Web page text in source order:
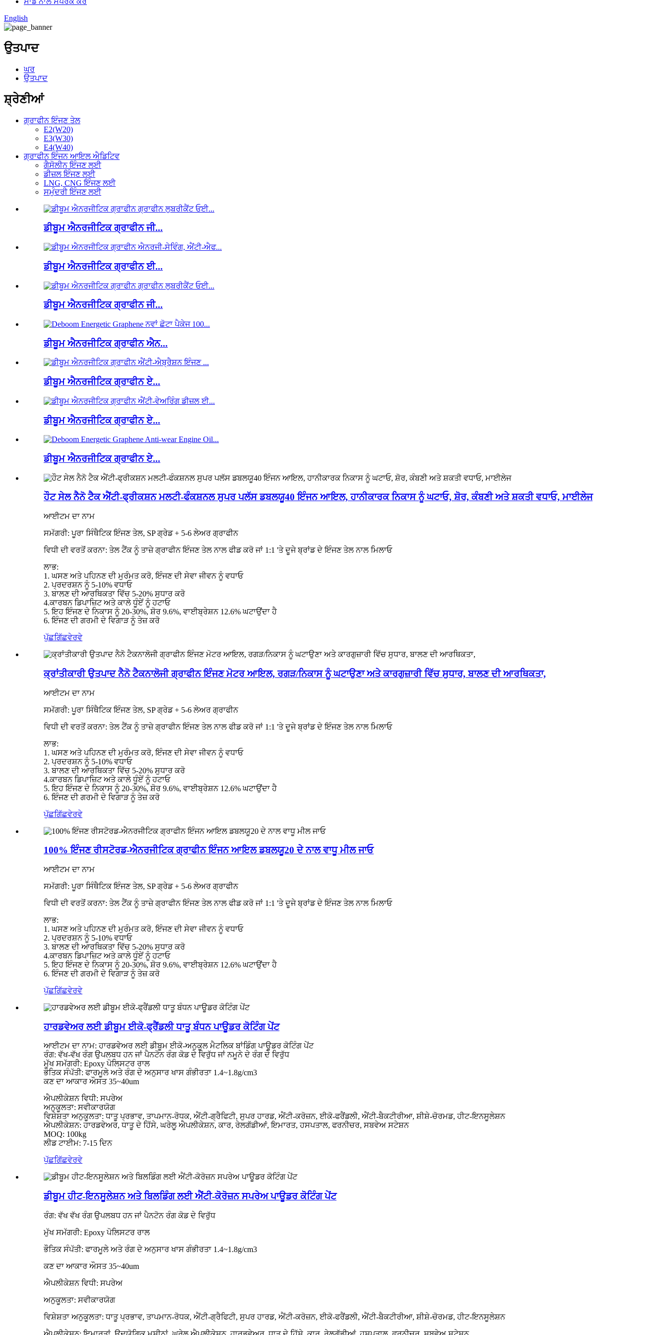
English
ਉਤਪਾਦ
ਘਰ
ਉਤਪਾਦ
ਸ਼੍ਰੇਣੀਆਂ
ਗ੍ਰਾਫੀਨ ਇੰਜਣ ਤੇਲ
E2(W20)
E3(W30)
E4(W40)
ਗ੍ਰਾਫੀਨ ਇੰਜਨ ਆਇਲ ਐਡਿਟਿਵ
ਗੈਸੋਲੀਨ ਇੰਜਣ ਲਈ
ਡੀਜ਼ਲ ਇੰਜਣ ਲਈ
LNG, CNG ਇੰਜਣ ਲਈ
ਸਮੁੰਦਰੀ ਇੰਜਣ ਲਈ
ਡੀਬੂਮ ਐਨਰਜੀਟਿਕ ਗ੍ਰਾਫੀਨ ਜੀ...
ਡੀਬੂਮ ਐਨਰਜੀਟਿਕ ਗ੍ਰਾਫੀਨ ਈ...
ਡੀਬੂਮ ਐਨਰਜੀਟਿਕ ਗ੍ਰਾਫੀਨ ਜੀ...
ਡੀਬੂਮ ਐਨਰਜੀਟਿਕ ਗ੍ਰਾਫੀਨ ਐਨ...
ਡੀਬੂਮ ਐਨਰਜੀਟਿਕ ਗ੍ਰਾਫੀਨ ਏ...
ਡੀਬੂਮ ਐਨਰਜੀਟਿਕ ਗ੍ਰਾਫੀਨ ਏ...
ਡੀਬੂਮ ਐਨਰਜੀਟਿਕ ਗ੍ਰਾਫੀਨ ਏ...
ਹੌਟ ਸੇਲ ਨੈਨੋ ਟੈਕ ਐਂਟੀ-ਫ੍ਰੀਕਸ਼ਨ ਮਲਟੀ-ਫੰਕਸ਼ਨਲ ਸੁਪਰ ਪਲੱਸ ਡਬਲਯੂ40 ਇੰਜਨ ਆਇਲ, ਹਾਨੀਕਾਰਕ ਨਿਕਾਸ ਨੂੰ ਘਟਾਓ, ਸ਼ੋਰ, ਕੰਬਣੀ ਅਤੇ ਸ਼ਕਤੀ ਵਧਾਓ, ਮਾਈਲੇਜ
ਆਈਟਮ ਦਾ ਨਾਮ
ਸਮੱਗਰੀ: ਪੂਰਾ ਸਿੰਥੈਟਿਕ ਇੰਜਣ ਤੇਲ, SP ਗ੍ਰੇਡ + 5-6 ਲੇਅਰ ਗ੍ਰਾਫੀਨ
ਵਿਧੀ ਦੀ ਵਰਤੋਂ ਕਰਨਾ: ਤੇਲ ਟੈਂਕ ਨੂੰ ਤਾਜ਼ੇ ਗ੍ਰਾਫੀਨ ਇੰਜਣ ਤੇਲ ਨਾਲ ਫੀਡ ਕਰੋ ਜਾਂ 1:1 'ਤੇ ਦੂਜੇ ਬ੍ਰਾਂਡ ਦੇ ਇੰਜਣ ਤੇਲ ਨਾਲ ਮਿਲਾਓ
ਲਾਭ:
1. ਘਸਣ ਅਤੇ ਪਹਿਨਣ ਦੀ ਮੁਰੰਮਤ ਕਰੋ, ਇੰਜਣ ਦੀ ਸੇਵਾ ਜੀਵਨ ਨੂੰ ਵਧਾਓ
2. ਪ੍ਰਦਰਸ਼ਨ ਨੂੰ 5-10% ਵਧਾਓ
3. ਬਾਲਣ ਦੀ ਆਰਥਿਕਤਾ ਵਿੱਚ 5-20% ਸੁਧਾਰ ਕਰੋ
4.ਕਾਰਬਨ ਡਿਪਾਜ਼ਿਟ ਅਤੇ ਕਾਲੇ ਧੂੰਏਂ ਨੂੰ ਹਟਾਓ
5. ਇਹ ਇੰਜਣ ਦੇ ਨਿਕਾਸ ਨੂੰ 20-30%, ਸ਼ੋਰ 9.6%, ਵਾਈਬ੍ਰੇਸ਼ਨ 12.6% ਘਟਾਉਂਦਾ ਹੈ
6. ਇੰਜਣ ਦੀ ਗਰਮੀ ਦੇ ਵਿਗਾੜ ਨੂੰ ਤੇਜ਼ ਕਰੋ
ਪੁੱਛਗਿੱਛਵੇਰਵੇ
ਕ੍ਰਾਂਤੀਕਾਰੀ ਉਤਪਾਦ ਨੈਨੋ ਟੈਕਨਾਲੋਜੀ ਗ੍ਰਾਫੀਨ ਇੰਜਣ ਮੋਟਰ ਆਇਲ, ਰਗੜ/ਨਿਕਾਸ ਨੂੰ ਘਟਾਉਣਾ ਅਤੇ ਕਾਰਗੁਜ਼ਾਰੀ ਵਿੱਚ ਸੁਧਾਰ, ਬਾਲਣ ਦੀ ਆਰਥਿਕਤਾ,
ਆਈਟਮ ਦਾ ਨਾਮ
ਸਮੱਗਰੀ: ਪੂਰਾ ਸਿੰਥੈਟਿਕ ਇੰਜਣ ਤੇਲ, SP ਗ੍ਰੇਡ + 5-6 ਲੇਅਰ ਗ੍ਰਾਫੀਨ
ਵਿਧੀ ਦੀ ਵਰਤੋਂ ਕਰਨਾ: ਤੇਲ ਟੈਂਕ ਨੂੰ ਤਾਜ਼ੇ ਗ੍ਰਾਫੀਨ ਇੰਜਣ ਤੇਲ ਨਾਲ ਫੀਡ ਕਰੋ ਜਾਂ 1:1 'ਤੇ ਦੂਜੇ ਬ੍ਰਾਂਡ ਦੇ ਇੰਜਣ ਤੇਲ ਨਾਲ ਮਿਲਾਓ
ਲਾਭ:
1. ਘਸਣ ਅਤੇ ਪਹਿਨਣ ਦੀ ਮੁਰੰਮਤ ਕਰੋ, ਇੰਜਣ ਦੀ ਸੇਵਾ ਜੀਵਨ ਨੂੰ ਵਧਾਓ
2. ਪ੍ਰਦਰਸ਼ਨ ਨੂੰ 5-10% ਵਧਾਓ
3. ਬਾਲਣ ਦੀ ਆਰਥਿਕਤਾ ਵਿੱਚ 5-20% ਸੁਧਾਰ ਕਰੋ
4.ਕਾਰਬਨ ਡਿਪਾਜ਼ਿਟ ਅਤੇ ਕਾਲੇ ਧੂੰਏਂ ਨੂੰ ਹਟਾਓ
5. ਇਹ ਇੰਜਣ ਦੇ ਨਿਕਾਸ ਨੂੰ 20-30%, ਸ਼ੋਰ 9.6%, ਵਾਈਬ੍ਰੇਸ਼ਨ 12.6% ਘਟਾਉਂਦਾ ਹੈ
6. ਇੰਜਣ ਦੀ ਗਰਮੀ ਦੇ ਵਿਗਾੜ ਨੂੰ ਤੇਜ਼ ਕਰੋ
ਪੁੱਛਗਿੱਛਵੇਰਵੇ
100% ਇੰਜਣ ਰੀਸਟੋਰਡ-ਐਨਰਜੀਟਿਕ ਗ੍ਰਾਫੀਨ ਇੰਜਨ ਆਇਲ ਡਬਲਯੂ20 ਦੇ ਨਾਲ ਵਾਧੂ ਮੀਲ ਜਾਓ
ਆਈਟਮ ਦਾ ਨਾਮ
ਸਮੱਗਰੀ: ਪੂਰਾ ਸਿੰਥੈਟਿਕ ਇੰਜਣ ਤੇਲ, SP ਗ੍ਰੇਡ + 5-6 ਲੇਅਰ ਗ੍ਰਾਫੀਨ
ਵਿਧੀ ਦੀ ਵਰਤੋਂ ਕਰਨਾ: ਤੇਲ ਟੈਂਕ ਨੂੰ ਤਾਜ਼ੇ ਗ੍ਰਾਫੀਨ ਇੰਜਣ ਤੇਲ ਨਾਲ ਫੀਡ ਕਰੋ ਜਾਂ 1:1 'ਤੇ ਦੂਜੇ ਬ੍ਰਾਂਡ ਦੇ ਇੰਜਣ ਤੇਲ ਨਾਲ ਮਿਲਾਓ
ਲਾਭ:
1. ਘਸਣ ਅਤੇ ਪਹਿਨਣ ਦੀ ਮੁਰੰਮਤ ਕਰੋ, ਇੰਜਣ ਦੀ ਸੇਵਾ ਜੀਵਨ ਨੂੰ ਵਧਾਓ
2. ਪ੍ਰਦਰਸ਼ਨ ਨੂੰ 5-10% ਵਧਾਓ
3. ਬਾਲਣ ਦੀ ਆਰਥਿਕਤਾ ਵਿੱਚ 5-20% ਸੁਧਾਰ ਕਰੋ
4.ਕਾਰਬਨ ਡਿਪਾਜ਼ਿਟ ਅਤੇ ਕਾਲੇ ਧੂੰਏਂ ਨੂੰ ਹਟਾਓ
5. ਇਹ ਇੰਜਣ ਦੇ ਨਿਕਾਸ ਨੂੰ 20-30%, ਸ਼ੋਰ 9.6%, ਵਾਈਬ੍ਰੇਸ਼ਨ 12.6% ਘਟਾਉਂਦਾ ਹੈ
6. ਇੰਜਣ ਦੀ ਗਰਮੀ ਦੇ ਵਿਗਾੜ ਨੂੰ ਤੇਜ਼ ਕਰੋ
ਪੁੱਛਗਿੱਛਵੇਰਵੇ
ਹਾਰਡਵੇਅਰ ਲਈ ਡੀਬੂਮ ਈਕੋ-ਫ੍ਰੈਂਡਲੀ ਧਾਤੂ ਬੰਧਨ ਪਾਊਡਰ ਕੋਟਿੰਗ ਪੇਂਟ
ਆਈਟਮ ਦਾ ਨਾਮ: ਹਾਰਡਵੇਅਰ ਲਈ ਡੀਬੂਮ ਈਕੋ-ਅਨੁਕੂਲ ਮੈਟਲਿਕ ਬਾਂਡਿੰਗ ਪਾਊਡਰ ਕੋਟਿੰਗ ਪੇਂਟ
ਰੰਗ: ਵੱਖ-ਵੱਖ ਰੰਗ ਉਪਲਬਧ ਹਨ ਜਾਂ ਪੈਨਟੋਨ ਰੰਗ ਕੋਡ ਦੇ ਵਿਰੁੱਧ ਜਾਂ ਨਮੂਨੇ ਦੇ ਰੰਗ ਦੇ ਵਿਰੁੱਧ
ਮੁੱਖ ਸਮੱਗਰੀ: Epoxy ਪੋਲਿਸਟਰ ਰਾਲ
ਭੌਤਿਕ ਸੰਪੱਤੀ: ਫਾਰਮੂਲੇ ਅਤੇ ਰੰਗ ਦੇ ਅਨੁਸਾਰ ਖਾਸ ਗੰਭੀਰਤਾ 1.4~1.8g/cm3
ਕਣ ਦਾ ਆਕਾਰ ਔਸਤ 35~40um
ਐਪਲੀਕੇਸ਼ਨ ਵਿਧੀ: ਸਪਰੇਅ
ਅਨੁਕੂਲਤਾ: ਸਵੀਕਾਰਯੋਗ
ਵਿਸ਼ੇਸ਼ਤਾ ਅਨੁਕੂਲਤਾ: ਧਾਤੂ ਪ੍ਰਭਾਵ, ਤਾਪਮਾਨ-ਰੋਧਕ, ਐਂਟੀ-ਗ੍ਰੈਫਿਟੀ, ਸੁਪਰ ਹਾਰਡ, ਐਂਟੀ-ਕਰੋਜ਼ਨ, ਈਕੋ-ਫਰੈਂਡਲੀ, ਐਂਟੀ-ਬੈਕਟੀਰੀਆ, ਸ਼ੀਸ਼ੇ-ਚੋਰਮਡ, ਹੀਟ-ਇਨਸੂਲੇਸ਼ਨ
ਐਪਲੀਕੇਸ਼ਨ: ਹਾਰਡਵੇਅਰ, ਧਾਤੂ ਦੇ ਹਿੱਸੇ, ਘਰੇਲੂ ਐਪਲੀਕੇਸ਼ਨ, ਕਾਰ, ਰੇਲਗੱਡੀਆਂ, ਇਮਾਰਤ, ਹਸਪਤਾਲ, ਫਰਨੀਚਰ, ਸਬਵੇਅ ਸਟੇਸ਼ਨ
MOQ: 100kg
ਲੀਡ ਟਾਈਮ: 7-15 ਦਿਨ
ਪੁੱਛਗਿੱਛਵੇਰਵੇ
ਡੀਬੂਮ ਹੀਟ-ਇਨਸੂਲੇਸ਼ਨ ਅਤੇ ਬਿਲਡਿੰਗ ਲਈ ਐਂਟੀ-ਕੋਰੋਜ਼ਨ ਸਪਰੇਅ ਪਾਊਡਰ ਕੋਟਿੰਗ ਪੇਂਟ
ਰੰਗ: ਵੱਖ ਵੱਖ ਰੰਗ ਉਪਲਬਧ ਹਨ ਜਾਂ ਪੈਨਟੋਨ ਰੰਗ ਕੋਡ ਦੇ ਵਿਰੁੱਧ
ਮੁੱਖ ਸਮੱਗਰੀ: Epoxy ਪੋਲਿਸਟਰ ਰਾਲ
ਭੌਤਿਕ ਸੰਪੱਤੀ: ਫਾਰਮੂਲੇ ਅਤੇ ਰੰਗ ਦੇ ਅਨੁਸਾਰ ਖਾਸ ਗੰਭੀਰਤਾ 1.4~1.8g/cm3
ਕਣ ਦਾ ਆਕਾਰ ਔਸਤ 35~40um
ਐਪਲੀਕੇਸ਼ਨ ਵਿਧੀ: ਸਪਰੇਅ
ਅਨੁਕੂਲਤਾ: ਸਵੀਕਾਰਯੋਗ
ਵਿਸ਼ੇਸ਼ਤਾ ਅਨੁਕੂਲਤਾ: ਧਾਤੂ ਪ੍ਰਭਾਵ, ਤਾਪਮਾਨ-ਰੋਧਕ, ਐਂਟੀ-ਗ੍ਰੈਫਿਟੀ, ਸੁਪਰ ਹਾਰਡ, ਐਂਟੀ-ਕਰੋਜ਼ਨ, ਈਕੋ-ਫਰੈਂਡਲੀ, ਐਂਟੀ-ਬੈਕਟੀਰੀਆ, ਸ਼ੀਸ਼ੇ-ਚੋਰਮਡ, ਹੀਟ-ਇਨਸੂਲੇਸ਼ਨ